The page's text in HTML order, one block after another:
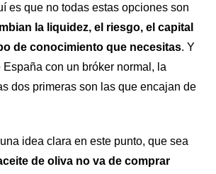
es que no todas estas opciones son
la liquidez, el riesgo, el capital
de conocimiento que necesitas. Y
con un bróker normal, la
dos primeras son las que encajan de
idea clara en este punto, que sea
de oliva no va de comprar